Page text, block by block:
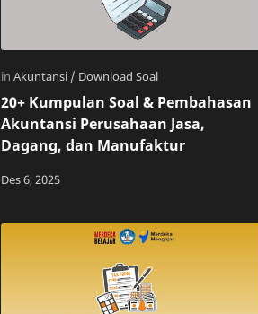
20+ Kumpulan Soal & Pembahasan
Akuntansi Perusahaan Jasa,
Dagang, dan Manufaktur